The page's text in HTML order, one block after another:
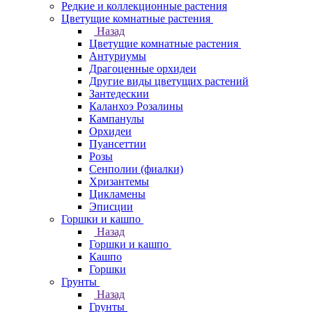
Редкие и коллекционные растения
Цветущие комнатные растения
Назад
Цветущие комнатные растения
Антуриумы
Драгоценные орхидеи
Другие виды цветущих растений
Зантедескии
Каланхоэ Розалины
Кампанулы
Орхидеи
Пуансеттии
Розы
Сенполии (фиалки)
Хризантемы
Цикламены
Эписции
Горшки и кашпо
Назад
Горшки и кашпо
Кашпо
Горшки
Грунты
Назад
Грунты